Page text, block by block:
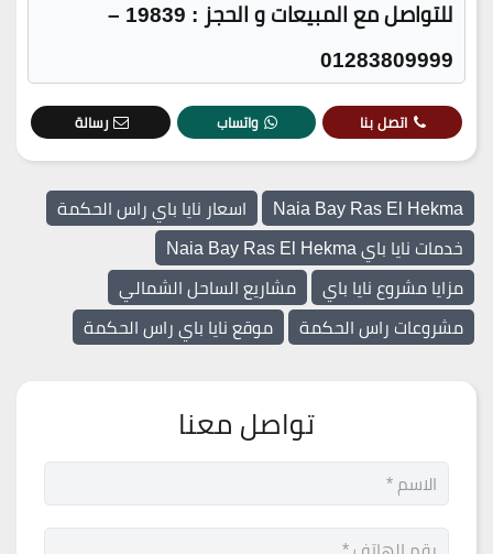
للتواصل مع المبيعات و الحجز : 19839 –
01283809999
اتصل بنا واتساب رسالة
Naia Bay Ras El Hekma
اسعار نايا باي راس الحكمة
خدمات نايا باي Naia Bay Ras El Hekma
مزايا مشروع نايا باي
مشاريع الساحل الشمالي
مشروعات راس الحكمة
موقع نايا باي راس الحكمة
تواصل معنا